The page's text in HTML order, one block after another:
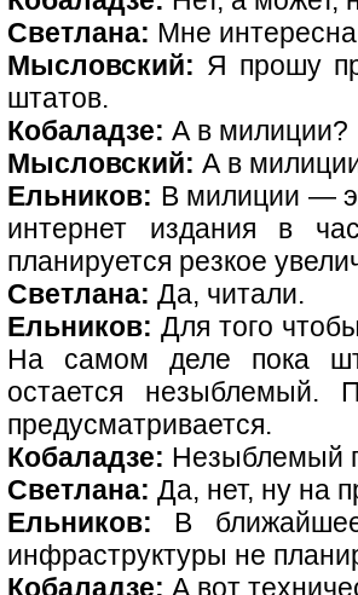
Светлана: Мне
Мысловский: Я прошу
штатов.
Кобаладзе: А в милиции?
Мысловский: А в
Ельников: В милиции —
интернет издания в
планируется резкое
Светлана: Да, читали.
Ельников: Для того
На самом деле пока
остается незыблемый.
предусматривается.
Кобаладзе: Незыблемый
Светлана: Да, нет, ну на
Ельников: В
инфраструктуры не
Кобаладзе: А вот